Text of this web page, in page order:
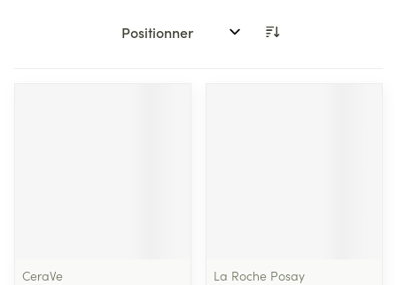
Trier par:
CeraVe
La Roche Posay